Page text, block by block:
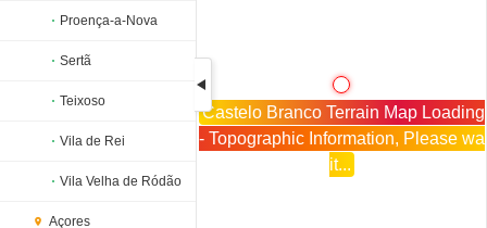
Proença-a-Nova
Sertã
Teixoso
Vila de Rei
Vila Velha de Ródão
Açores
Castelo Branco Terrain Map Loading
- Topographic Information, Please wa
it...